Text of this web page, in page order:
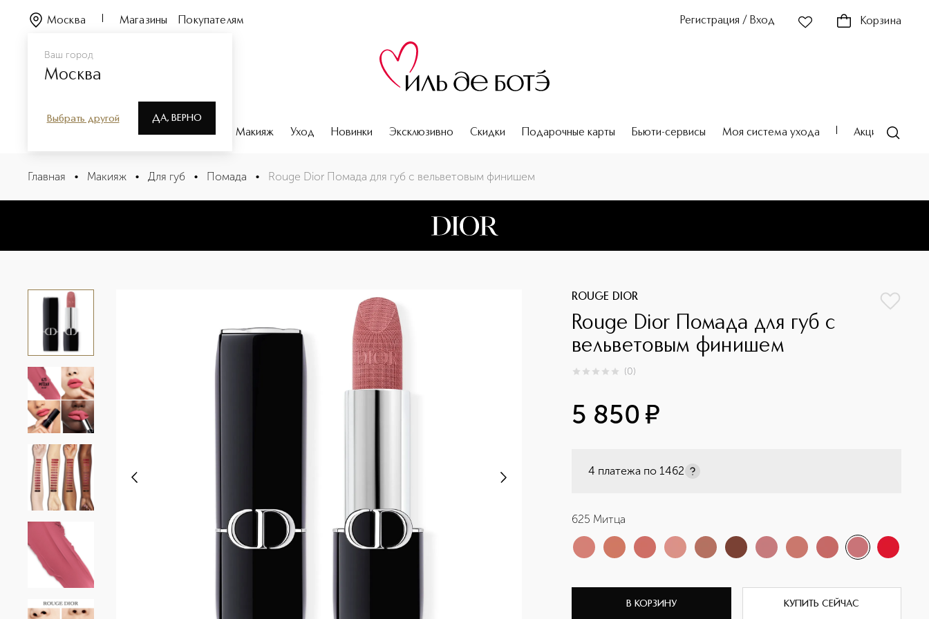
Ваш город
Москва
Выбрать другой ДА, ВЕРНО
Москва Магазины Покупателям Регистрация / Вход Корзина
Парфюмерия Макияж Уход Новинки Эксклюзивно Скидки Подарочные карты Бьюти-сервисы Моя система ухода Акции
Rouge Dior Помада для губ с вельветовым финишем
Описание
Характеристики
Главная • Макияж • Для губ • Помада • Rouge Dior Помада для губ с вельветовым финишем
ROUGE DIOR
Rouge Dior Помада для губ с
вельветовым финишем
0из 0 (0)
5 850 ¤
4 платежа по 1462
625 Митца
В КОРЗИНУ КУПИТЬ СЕЙЧАС